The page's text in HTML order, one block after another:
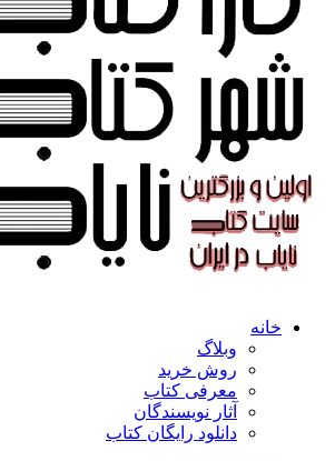
خانه
وبلاگ
روش خرید
معرفی کتاب
آثار نویسندگان
دانلود رایگان کتاب